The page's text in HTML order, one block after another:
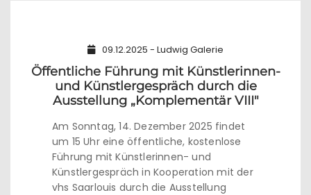
09.12.2025 - Ludwig Galerie
Öffentliche Führung mit Künstlerinnen-
und Künstlergespräch durch die
Ausstellung „Komplementär VIII"
Am Sonntag, 14. Dezember 2025 findet
um 15 Uhr eine öffentliche, kostenlose
Führung mit Künstlerinnen- und
Künstlergespräch in Kooperation mit der
vhs Saarlouis durch die Ausstellung